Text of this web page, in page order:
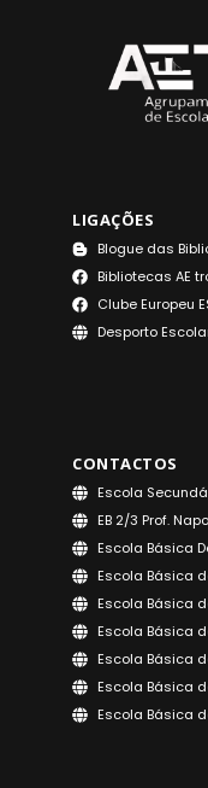
LIGAÇÕES
Blogue das
Bibliotecas AE
Clube Europeu
Desporto
CONTACTOS
Escola
EB 2/3 Prof.
Escola Básica
Escola Básica
Escola Básica
Escola Básica
Escola Básica
Escola Básica
Escola Básica